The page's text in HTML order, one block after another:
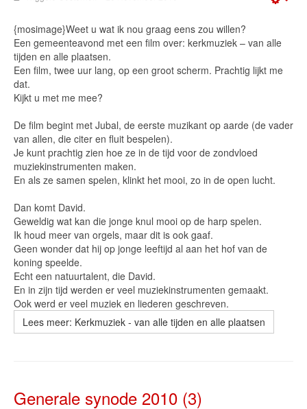
{mosimage}Weet u wat ik nou graag eens zou willen?
Een gemeenteavond met een film over: kerkmuziek – van alle
tijden en alle plaatsen.
Een film, twee uur lang, op een groot scherm. Prachtig lijkt me
dat.
Kijkt u met me mee?
De film begint met Jubal, de eerste muzikant op aarde (de vader
van allen, die citer en fluit bespelen).
Je kunt prachtig zien hoe ze in de tijd voor de zondvloed
muziekinstrumenten maken.
En als ze samen spelen, klinkt het mooi, zo in de open lucht.
Dan komt David.
Geweldig wat kan die jonge knul mooi op de harp spelen.
Ik houd meer van orgels, maar dit is ook gaaf.
Geen wonder dat hij op jonge leeftijd al aan het hof van de
koning speelde.
Echt een natuurtalent, die David.
En in zijn tijd werden er veel muziekinstrumenten gemaakt.
Ook werd er veel muziek en liederen geschreven.
Lees meer: Kerkmuziek - van alle tijden en alle plaatsen
Generale synode 2010 (3)